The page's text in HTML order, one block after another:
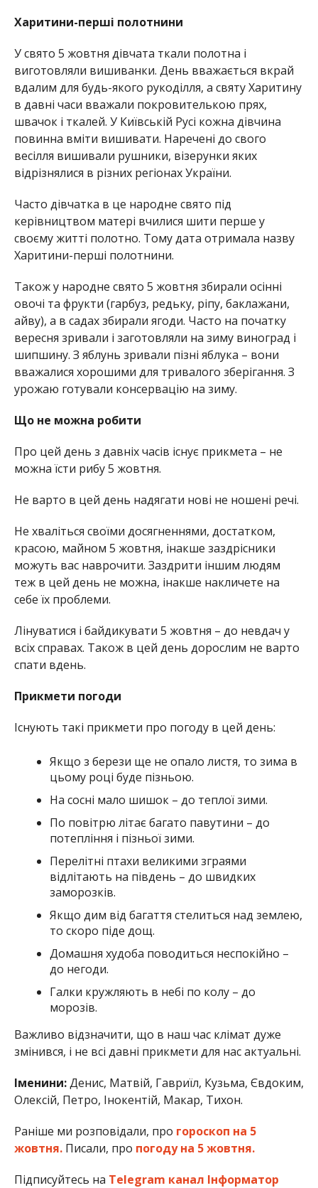
Харитини-перші полотнини
У свято 5 жовтня дівчата ткали полотна і
виготовляли вишиванки. День вважається вкрай
вдалим для будь-якого рукоділля, а святу Харитину
в давні часи вважали покровителькою прях,
швачок і ткалей. У Київській Русі кожна дівчина
повинна вміти вишивати. Наречені до свого
весілля вишивали рушники, візерунки яких
відрізнялися в різних регіонах України.
Часто дівчатка в це народне свято під
керівництвом матері вчилися шити перше у
своєму житті полотно. Тому дата отримала назву
Харитини-перші полотнини.
Також у народне свято 5 жовтня збирали осінні
овочі та фрукти (гарбуз, редьку, ріпу, баклажани,
айву), а в садах збирали ягоди. Часто на початку
вересня зривали і заготовляли на зиму виноград і
шипшину. З яблунь зривали пізні яблука – вони
вважалися хорошими для тривалого зберігання. З
урожаю готували консервацію на зиму.
Що не можна робити
Про цей день з давніх часів існує прикмета – не
можна їсти рибу 5 жовтня.
Не варто в цей день надягати нові не ношені речі.
Не хваліться своїми досягненнями, достатком,
красою, майном 5 жовтня, інакше заздрісники
можуть вас наврочити. Заздрити іншим людям
теж в цей день не можна, інакше накличете на
себе їх проблеми.
Лінуватися і байдикувати 5 жовтня – до невдач у
всіх справах. Також в цей день дорослим не варто
спати вдень.
Прикмети погоди
Існують такі прикмети про погоду в цей день:
Якщо з берези ще не опало листя, то зима в
цьому році буде пізньою.
На сосні мало шишок – до теплої зими.
По повітрю літає багато павутини – до
потепління і пізньої зими.
Перелітні птахи великими зграями
відлітають на південь – до швидких
заморозків.
Якщо дим від багаття стелиться над землею,
то скоро піде дощ.
Домашня худоба поводиться неспокійно –
до негоди.
Галки кружляють в небі по колу – до
морозів.
Важливо відзначити, що в наш час клімат дуже
змінився, і не всі давні прикмети для нас актуальні.
Іменини:Денис, Матвій, Гавриїл, Кузьма, Євдоким,
Олексій, Петро, Інокентій, Макар, Тихон.
Раніше ми розповідали, про гороскоп на 5
жовтня.Писали, про погоду на 5 жовтня.
Підписуйтесь на Telegram канал Інформатор